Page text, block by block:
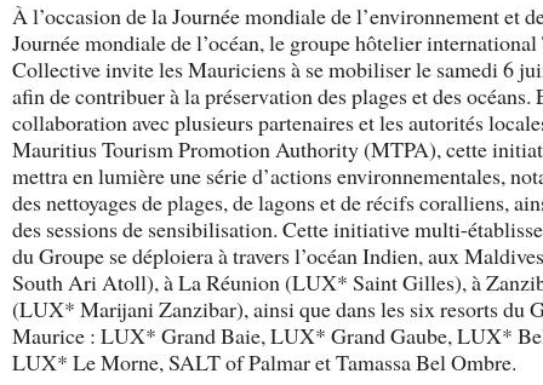
À l’occasion de la Journée mondiale de l’environnement et
Journée mondiale de l’océan, le groupe hôtelier
Collective invite les Mauriciens à se mobiliser le samedi 6
afin de contribuer à la préservation des plages et des océans.
collaboration avec plusieurs partenaires et les autorités
Mauritius Tourism Promotion Authority (MTPA), cette
mettra en lumière une série d’actions environnementales,
des nettoyages de plages, de lagons et de récifs coralliens,
des sessions de sensibilisation. Cette initiative multi-
du Groupe se déploiera à travers l’océan Indien, aux
South Ari Atoll), à La Réunion (LUX* Saint Gilles), à
(LUX* Marijani Zanzibar), ainsi que dans les six resorts du
Maurice : LUX* Grand Baie, LUX* Grand Gaube, LUX*
LUX* Le Morne, SALT of Palmar et Tamassa Bel Ombre.